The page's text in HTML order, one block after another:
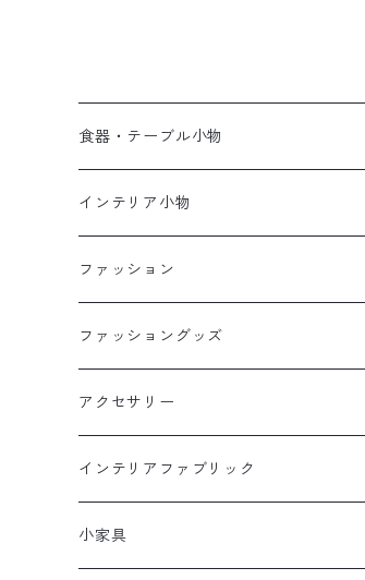
食器・テーブル小物
陶器
飯碗
グラス
KINTO
ティーポット
マグ
コースター
作家さんもの
ティーポット・鍋敷き
インテリア小物
ディフューザー
スリッパ
オブジェ・ベル
DIY
フック
トレー
ファッション
トップス
ボトム
ファッショングッズ
バッグ
リュック
ショルダー
ソックス
サンダル・靴
アクセサリー
HARCH
ピアス
リング
インテリアファブリック
マルチカバー
小家具